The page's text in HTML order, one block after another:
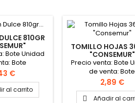
810GR
Bote Unidad
Bote
€
al carrito
TOMILLO HOJAS
"CONSEMUR"
Precio venta: Bote
de venta: Bote
Precio
2,89 €
 Añadir al